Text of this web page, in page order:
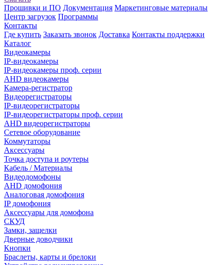
Прошивки и ПО Документация Маркетинговые материалы
Центр загрузок Программы
Контакты
Где купить Заказать звонок Доставка Контакты поддержки
Каталог
Видеокамеры
IP-видеокамеры
IP-видеокамеры проф. серии
AHD видеокамеры
Камера-регистратор
Видеорегистраторы
IP-видеорегистраторы
IP-видеорегистраторы проф. серии
AHD видеорегистраторы
Сетевое оборудование
Коммутаторы
Аксессуары
Точка доступа и роутеры
Кабель / Материалы
Видеодомофоны
AHD домофония
Аналоговая домофония
IP домофония
Аксессуары для домофона
СКУД
Замки, защелки
Дверные доводчики
Кнопки
Браслеты, карты и брелоки